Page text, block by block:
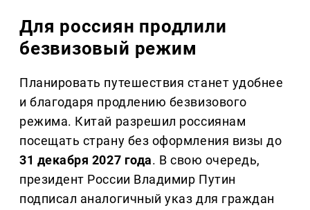
Для россиян продлили
безвизовый режим
Планировать путешествия станет удобнее
и благодаря продлению безвизового
режима. Китай разрешил россиянам
посещать страну без оформления визы до
31 декабря 2027 года. В свою очередь,
президент России Владимир Путин
подписал аналогичный указ для граждан